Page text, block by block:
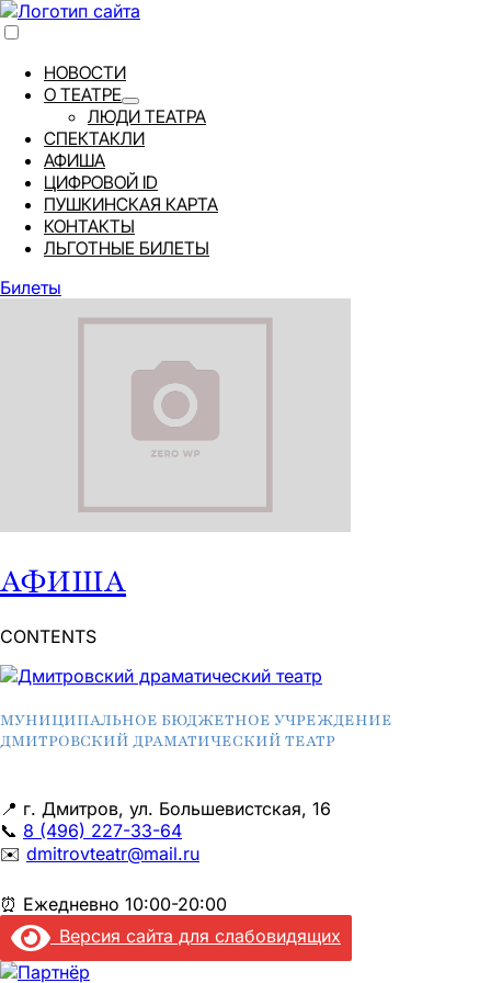
НОВОСТИ
О ТЕАТРЕ
ЛЮДИ ТЕАТРА
СПЕКТАКЛИ
АФИША
ЦИФРОВОЙ ID
ПУШКИНСКАЯ КАРТА
КОНТАКТЫ
ЛЬГОТНЫЕ БИЛЕТЫ
Билеты
АФИША
CONTENTS
МУНИЦИПАЛЬНОЕ БЮДЖЕТНОЕ УЧРЕЖДЕНИЕ
ДМИТРОВСКИЙ ДРАМАТИЧЕСКИЙ ТЕАТР
📍 г. Дмитров, ул. Большевистская, 16
📞 8 (496) 227-33-64
✉️ dmitrovteatr@mail.ru
⏰ Ежедневно 10:00-20:00
Версия сайта для слабовидящих